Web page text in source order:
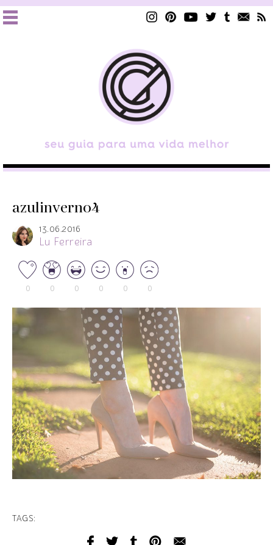
azulinverno4
13.06.2016
Lu Ferreira
0 0 0 0 0 0
TAGS: